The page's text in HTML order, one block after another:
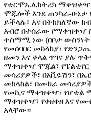
የቴርሞኤሌክትሪክ ማቀዝቀዣ
ሞጁሎች እንደ ጠንካራ-
ይችላሉ፣ እና በትክክለኛው
አብሮ በተሰራው የማቀዝቀዣ
ተስማሚ ነው (በቦታ ውስንነት
የመሰባበር መከላከያ፣
ዘመን እና ቀላል ጥገና ያሉ
ማቀዝቀዣ ሞጁል፣ የፔልቲየር
መሳሪያዎች፣ በአቪዬሽን፣
መከላከል፣ በሙከራ
የመኪና ማቀዝቀዣ፣ የሆቴል
ማቀዝቀዣ፣ የቀዘቀዘ እና
አላቸው።